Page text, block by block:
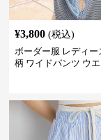
¥3,800 (税込)
ボーダー服 レディー
柄 ワイドパンツ ウ